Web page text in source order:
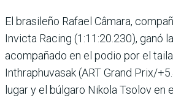
El brasileño Rafael Câmara,
Invicta Racing (1:11:20.230), ganó
acompañado en el podio por el
Inthraphuvasak (ART Grand Prix/
lugar y el búlgaro Nikola Tsolov en